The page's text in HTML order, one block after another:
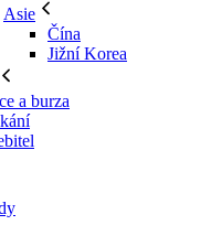
Asie
Čína
Jižní Korea
a burza